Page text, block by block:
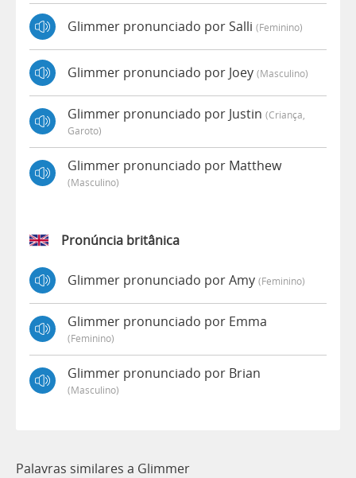
Glimmer pronunciado por Salli (feminino)
Glimmer pronunciado por Joey (masculino)
Glimmer pronunciado por Justin (criança,
Garoto)
Glimmer pronunciado por Matthew
(masculino)
Pronúncia britânica
Glimmer pronunciado por Amy (feminino)
Glimmer pronunciado por Emma
(feminino)
Glimmer pronunciado por Brian
(masculino)
Palavras similares a Glimmer